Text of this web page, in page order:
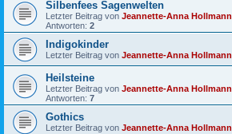
Silbenfees Sagenwelten
Letzter Beitrag von Jeannette-Anna Hollmann
Antworten: 2
Indigokinder
Letzter Beitrag von Jeannette-Anna Hollmann
Heilsteine
Letzter Beitrag von Jeannette-Anna Hollmann
Antworten: 7
Gothics
Letzter Beitrag von Jeannette-Anna Hollmann